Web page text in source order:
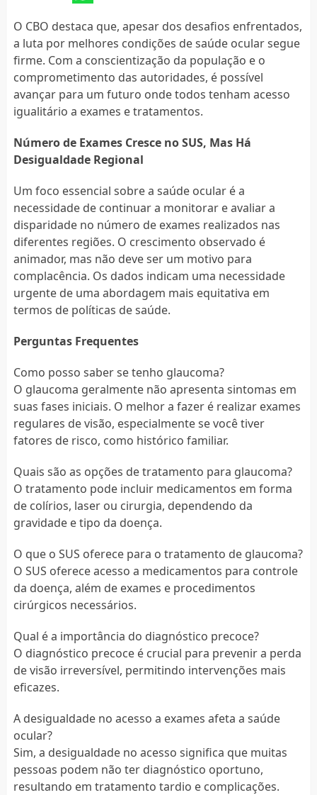
O CBO destaca que, apesar dos desafios enfrentados,
a luta por melhores condições de saúde ocular segue
firme. Com a conscientização da população e o
comprometimento das autoridades, é possível
avançar para um futuro onde todos tenham acesso
igualitário a exames e tratamentos.
Número de Exames Cresce no SUS, Mas Há
Desigualdade Regional
Um foco essencial sobre a saúde ocular é a
necessidade de continuar a monitorar e avaliar a
disparidade no número de exames realizados nas
diferentes regiões. O crescimento observado é
animador, mas não deve ser um motivo para
complacência. Os dados indicam uma necessidade
urgente de uma abordagem mais equitativa em
termos de políticas de saúde.
Perguntas Frequentes
Como posso saber se tenho glaucoma?
O glaucoma geralmente não apresenta sintomas em
suas fases iniciais. O melhor a fazer é realizar exames
regulares de visão, especialmente se você tiver
fatores de risco, como histórico familiar.
Quais são as opções de tratamento para glaucoma?
O tratamento pode incluir medicamentos em forma
de colírios, laser ou cirurgia, dependendo da
gravidade e tipo da doença.
O que o SUS oferece para o tratamento de glaucoma?
O SUS oferece acesso a medicamentos para controle
da doença, além de exames e procedimentos
cirúrgicos necessários.
Qual é a importância do diagnóstico precoce?
O diagnóstico precoce é crucial para prevenir a perda
de visão irreversível, permitindo intervenções mais
eficazes.
A desigualdade no acesso a exames afeta a saúde
ocular?
Sim, a desigualdade no acesso significa que muitas
pessoas podem não ter diagnóstico oportuno,
resultando em tratamento tardio e complicações.